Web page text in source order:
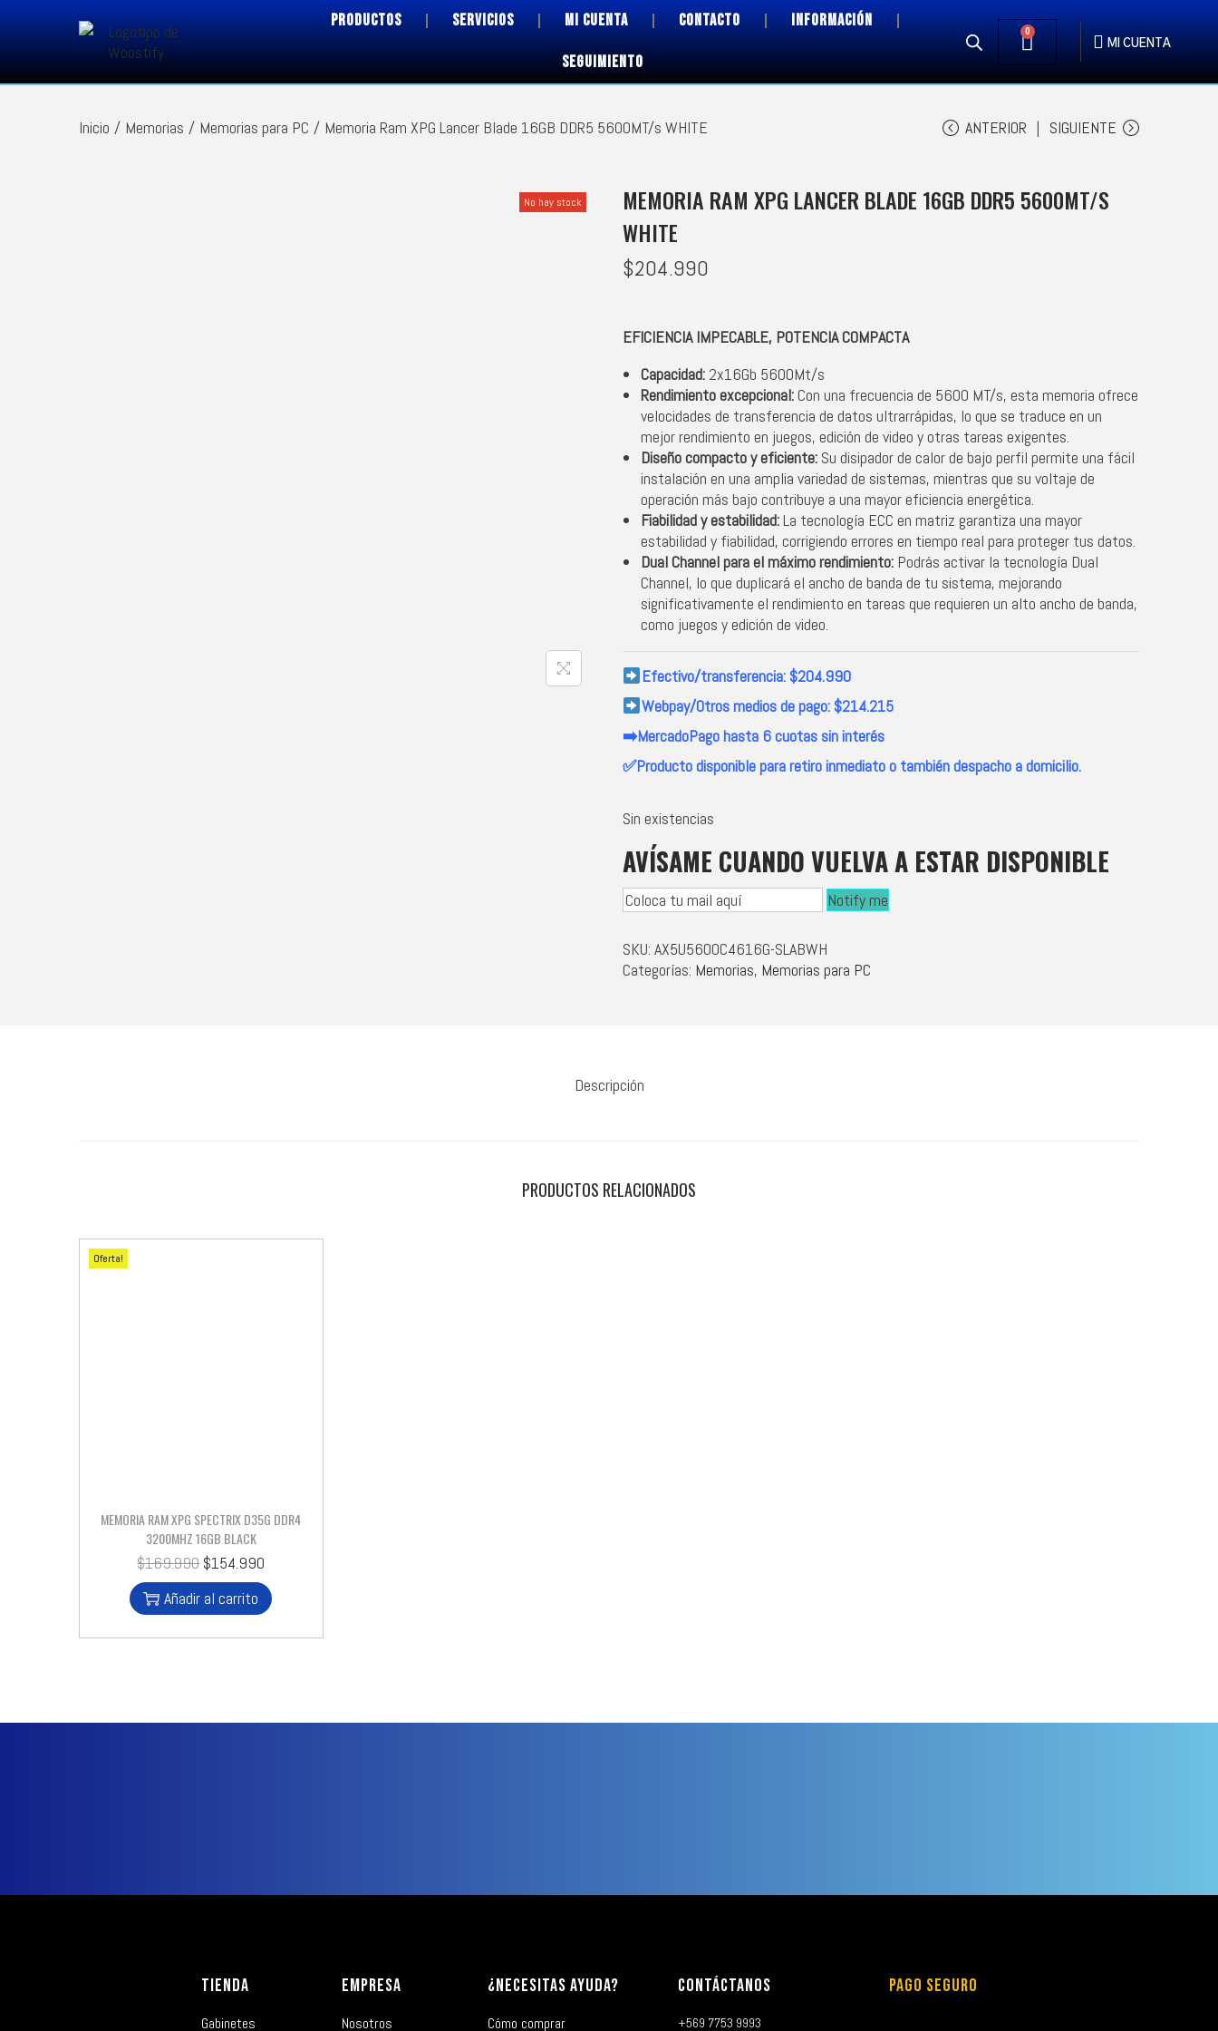
PRODUCTOS SERVICIOS MI CUENTA CONTACTO INFORMACIÓN
SEGUIMIENTO
0
MI CUENTA
Inicio / Memorias / Memorias para PC / Memoria Ram XPG Lancer Blade 16GB DDR5 5600MT/s WHITE ANTERIOR SIGUIENTE
No hay stock
MEMORIA RAM XPG LANCER BLADE 16GB DDR5 5600MT/S
WHITE
$204.990
EFICIENCIA IMPECABLE, POTENCIA COMPACTA
Capacidad: 2x16Gb 5600Mt/s
Rendimiento excepcional:Con una frecuencia de 5600 MT/s, esta memoria ofrece
velocidades de transferencia de datos ultrarrápidas, lo que se traduce en un
mejor rendimiento en juegos, edición de video y otras tareas exigentes.
Diseño compacto y eficiente: Su disipador de calor de bajo perfil permite una fácil
instalación en una amplia variedad de sistemas, mientras que su voltaje de
operación más bajo contribuye a una mayor eficiencia energética.
Fiabilidad y estabilidad:La tecnología ECC en matriz garantiza una mayor
estabilidad y fiabilidad, corrigiendo errores en tiempo real para proteger tus datos.
Dual Channel para el máximo rendimiento: Podrás activar la tecnología Dual
Channel, lo que duplicará el ancho de banda de tu sistema, mejorando
significativamente el rendimiento en tareas que requieren un alto ancho de banda,
como juegos y edición de video.
Efectivo/transferencia: $204.990
Webpay/Otros medios de pago: $214.215
➡️MercadoPago hasta 6 cuotas sin interés
✅Producto disponible para retiro inmediato o también despacho a domicilio.
Sin existencias
AVÍSAME CUANDO VUELVA A ESTAR DISPONIBLE
Notify me
SKU: AX5U5600C4616G-SLABWH
Categorías: Memorias, Memorias para PC
Descripción
PRODUCTOS RELACIONADOS
Oferta!
MEMORIA RAM XPG SPECTRIX D35G DDR4
3200MHZ 16GB BLACK
$169.990$154.990
Añadir al carrito
TIENDA
Gabinetes
EMPRESA
Nosotros
¿NECESITAS AYUDA?
Cómo comprar
CONTÁCTANOS
+569 7753 9993
PAGO SEGURO